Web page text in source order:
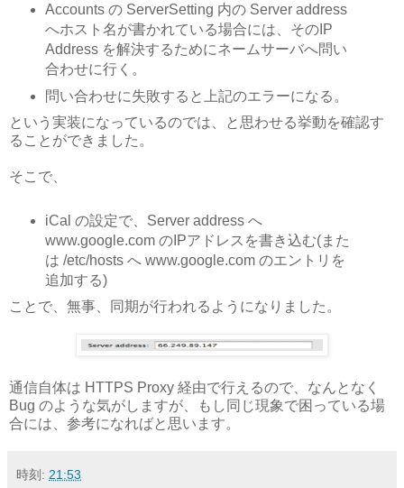
Accounts の ServerSetting 内の Server address
へホスト名が書かれている場合には、そのIP
Address を解決するためにネームサーバへ問い
合わせに行く。
問い合わせに失敗すると上記のエラーになる。
という実装になっているのでは、と思わせる挙動を確認す
ることができました。
そこで、
iCal の設定で、Server address へ
www.google.com のIPアドレスを書き込む(また
は /etc/hosts へ www.google.com のエントリを
追加する)
ことで、無事、同期が行われるようになりました。
通信自体は HTTPS Proxy 経由で行えるので、なんとなく
Bug のような気がしますが、もし同じ現象で困っている場
合には、参考になればと思います。
時刻: 21:53